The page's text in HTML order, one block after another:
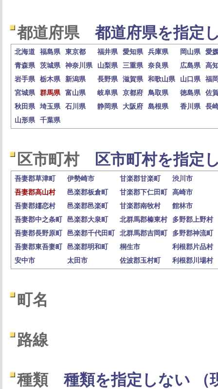
都道府県 都道府県を指定
北海道 福島県 東京都 福井県 愛知県 兵庫県 岡山県
愛
青森県
茨城県 神奈川県 山梨県 三重県 奈良県 広島県
高
岩手県
栃木県 新潟県 長野県 滋賀県 和歌山県 山口県
福
宮城県
群馬県 富山県 岐阜県 京都府 鳥取県 徳島県
佐
秋田県
埼玉県 石川県 静岡県 大阪府 島根県 香川県
長
山形県
千葉県
区市町村 区市町村を指定
吾妻郡草津町 伊勢崎市 甘楽郡甘楽町
渋川市
吾妻郡高山村
邑楽郡板倉町 甘楽郡下仁田町
高崎市
吾妻郡嬬恋村
邑楽郡邑楽町 甘楽郡南牧村
館林市
吾妻郡中之条町
邑楽郡大泉町 北群馬郡榛東村
多野郡上野村
吾妻郡長野原町
邑楽郡千代田町 北群馬郡吉岡町
多野郡神流町
吾妻郡東吾妻町
邑楽郡明和町 桐生市
利根郡片品村
安中市
太田市 佐波郡玉村町 利根郡川場村
町名
路線
種類 種類を指定しない （